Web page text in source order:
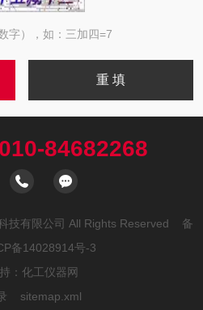
字），如：三加四=7
84682268
技有限公司 All Rights Reserved 备
备14028914号-3
： 化工仪器网
sitemap.xml